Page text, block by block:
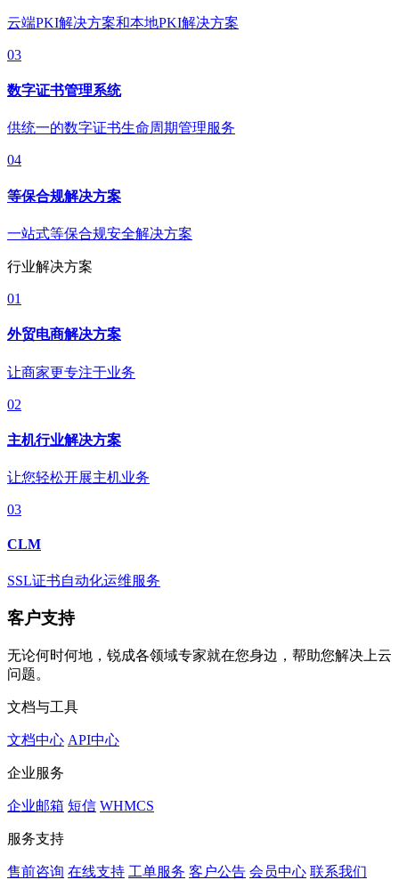
云端PKI解决方案和本地PKI解决方案
03
数字证书管理系统
供统一的数字证书生命周期管理服务
04
等保合规解决方案
一站式等保合规安全解决方案
行业解决方案
01
外贸电商解决方案
让商家更专注于业务
02
主机行业解决方案
让您轻松开展主机业务
03
CLM
SSL证书自动化运维服务
客户支持
无论何时何地，锐成各领域专家就在您身边，帮助您解决上云
问题。
文档与工具
文档中心 API中心
企业服务
企业邮箱 短信 WHMCS
服务支持
售前咨询 在线支持 工单服务 客户公告 会员中心 联系我们